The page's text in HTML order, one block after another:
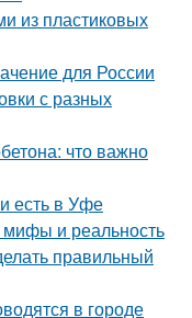
из пластиковых
для России
с разных
что важно
есть в Уфе
и реальность
правильный
в городе